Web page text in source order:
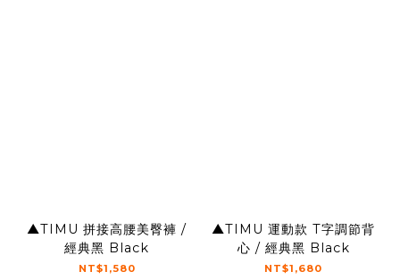
▲TIMU 拼接高腰美臀褲 /
經典黑 Black
NT$1,580
▲TIMU 運動款 T字調節背
心 / 經典黑 Black
NT$1,680